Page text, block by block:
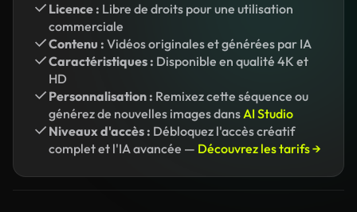
Licence : Libre de droits pour une utilisation
commerciale
Contenu : Vidéos originales et générées par IA
Caractéristiques : Disponible en qualité 4K et
HD
Personnalisation : Remixez cette séquence ou
générez de nouvelles images dansAI Studio
Niveaux d'accès : Débloquez l'accès créatif
complet et l'IA avancée — Découvrez les tarifs →